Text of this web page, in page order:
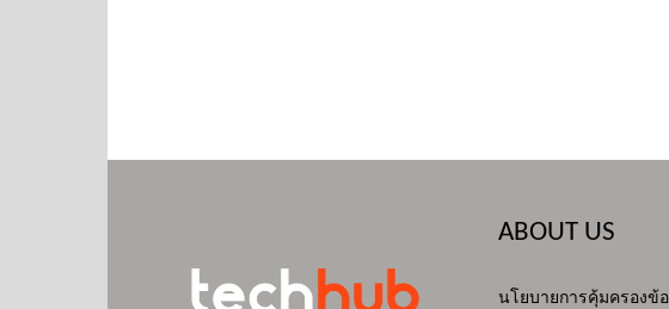
ABOUT US
นโยบายการคุ้มครองข้